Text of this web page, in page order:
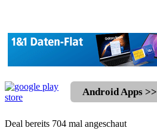
Android Apps >>
Deal bereits 704 mal angeschaut